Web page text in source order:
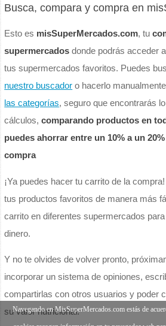
Busca, compara y compra en
Esto es misSuperMercados.com, tu
supermercados donde podrás acceder
tus supermercados favoritos. Puedes
nuestro buscador o hacerlo
las categorías, seguro que encontrarás
cálculos,comparando productos en
puedes ahorrar entre un 10% a un
compra
¡Ya puedes hacer tu carrito de la
tus productos favoritos de manera más
carrito en diferentes supermercados
dinero.
Y no te olvides de volver pronto,
incorporar un sistema de opiniones,
compartirlas con otros usuarios y poder
su valor nutricional.
Navegando en MisSuperMercados.com estás de